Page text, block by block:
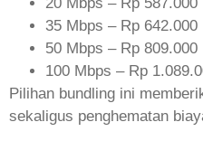
35 Mbps – Rp 642.000
50 Mbps – Rp 809.000
100 Mbps – Rp
Pilihan bundling ini
sekaligus penghematan